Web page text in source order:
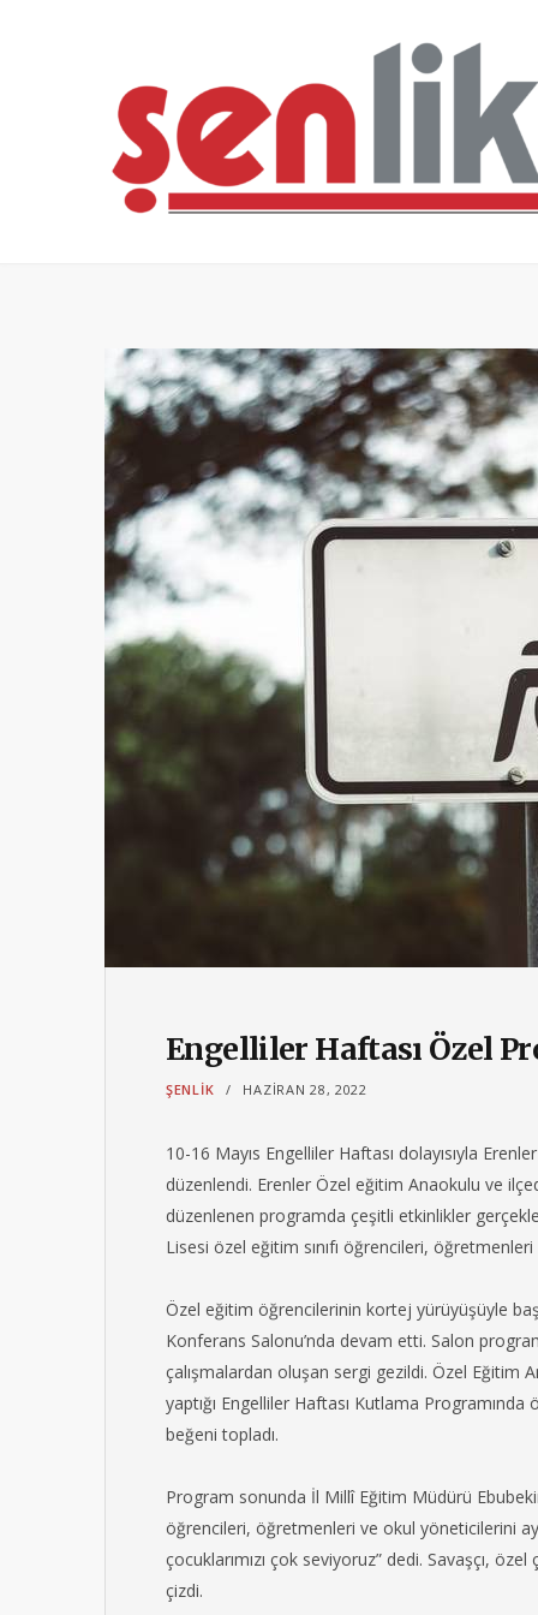
Engelliler Haftası Özel
ŞENLIK HAZIRAN 28, 2022
10-16 Mayıs Engelliler Haftası dolayısıyla
düzenlendi. Erenler Özel eğitim Anaokulu ve
düzenlenen programda çeşitli etkinlikler
Lisesi özel eğitim sınıfı öğrencileri, öğretmenleri
Özel eğitim öğrencilerinin kortej yürüyüşüyle
Konferans Salonu’nda devam etti. Salon
çalışmalardan oluşan sergi gezildi. Özel Eğitim
yaptığı Engelliler Haftası Kutlama
beğeni topladı.
Program sonunda İl Millî Eğitim Müdürü
öğrencileri, öğretmenleri ve okul yöneticilerini
çocuklarımızı çok seviyoruz” dedi. Savaşçı,
çizdi.